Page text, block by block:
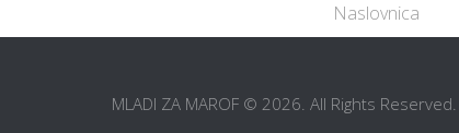
Naslovnica
MLADI ZA MAROF © 2026. All Rights Reserved.